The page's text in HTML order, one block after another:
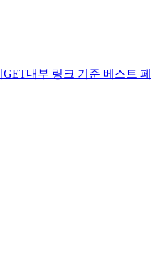
GET내부 링크 기준 베스트 페